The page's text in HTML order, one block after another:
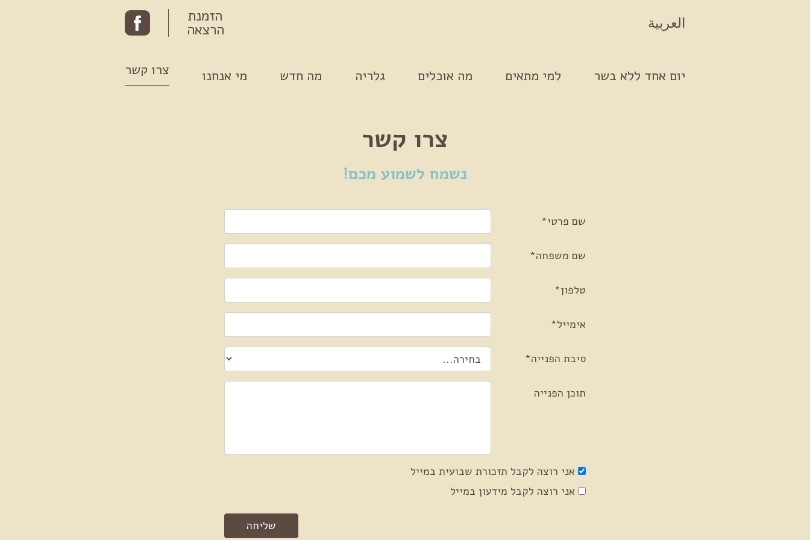
العربية הזמנת
הרצאה
יום אחד ללא בשר למי מתאים מה אוכלים גלריה מה חדש מי אנחנו צרו קשר
צרו קשר
נשמח לשמוע מכם!
שם פרטי*
Please leave this field empty.
שם משפחה*
טלפון*
אימייל*
סיבת הפנייה* סיבת הפנייה
תוכן הפנייה
אני רוצה לקבל תזכורת שבועית במייל
אני רוצה לקבל מידעון במייל